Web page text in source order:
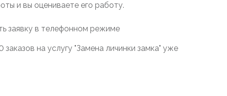
и вы оцениваете его работу.
заявку в телефонном режиме
на услугу "Замена личинки замка" уже